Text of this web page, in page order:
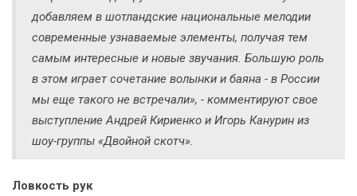
добавляем в шотландские национальные мелодии
современные узнаваемые элементы, получая тем
самым интересные и новые звучания. Большую роль
в этом играет сочетание волынки и баяна - в России
мы еще такого не встречали», - комментируют свое
выступление Андрей Кириенко и Игорь Канурин из
шоу-группы «Двойной скотч».
Ловкость рук